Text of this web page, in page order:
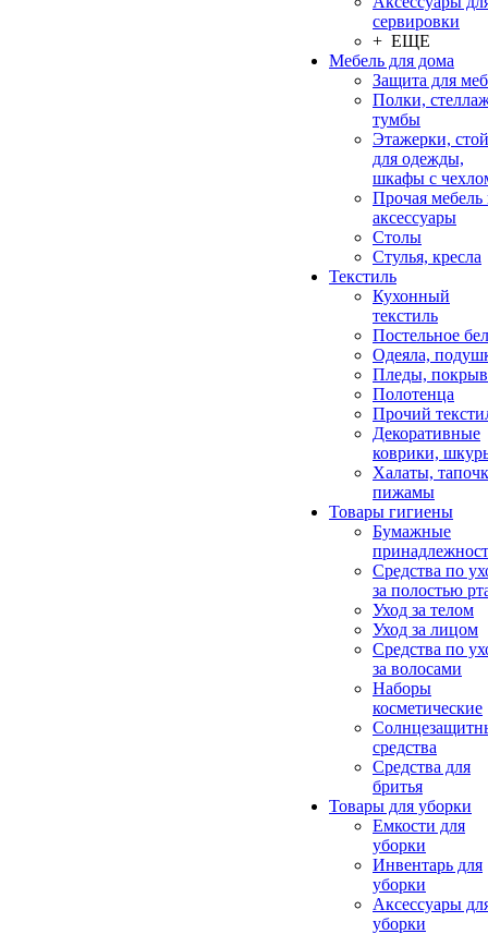
сервировки
+ ЕЩЕ
Мебель для дома
Защита для
Полки,
тумбы
Этажерки,
для одежды,
шкафы с
Прочая мебель
аксессуары
Столы
Стулья, кресла
Текстиль
Кухонный
текстиль
Постельное
Одеяла,
Пледы,
Полотенца
Прочий
Декоративные
коврики,
Халаты,
пижамы
Товары гигиены
Бумажные
Средства по
за полостью
Уход за телом
Уход за лицом
Средства по
за волосами
Наборы
косметические
средства
Средства для
бритья
Товары для уборки
Емкости для
уборки
Инвентарь для
уборки
Аксессуары
уборки